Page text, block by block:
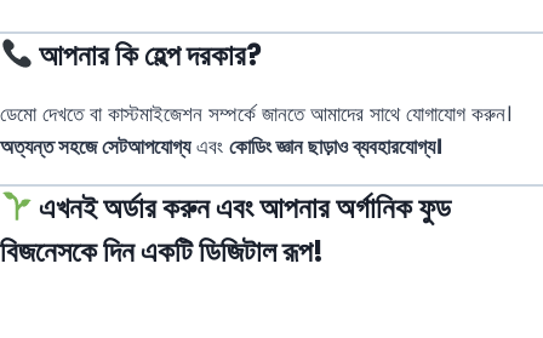
আপনার কি হেল্প দরকার?
ডেমো দেখতে বা কাস্টমাইজেশন সম্পর্কে জানতে আমাদের সাথে যোগাযোগ করুন।
অত্যন্ত সহজে সেটআপযোগ্যএবং কোডিং জ্ঞান ছাড়াও ব্যবহারযোগ্য।
এখনই অর্ডার করুন এবং আপনার অর্গানিক ফুড
বিজনেসকে দিন একটি ডিজিটাল রূপ!